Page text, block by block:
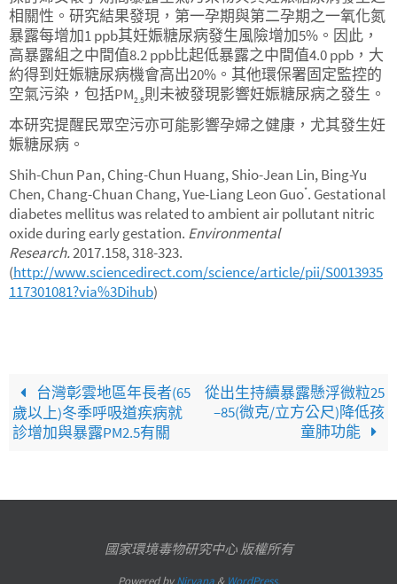
相關性。研究結果發現，第一孕期與第二孕期之一氧化氮
暴露每增加1 ppb其妊娠糖尿病發生風險增加5%。因此，
高暴露組之中間值8.2 ppb比起低暴露之中間值4.0 ppb，大
約得到妊娠糖尿病機會高出20%。其他環保署固定監控的
空氣污染，包括PM2.5則未被發現影響妊娠糖尿病之發生。
本研究提醒民眾空污亦可能影響孕婦之健康，尤其發生妊
娠糖尿病。
Shih-Chun Pan, Ching-Chun Huang, Shio-Jean Lin, Bing-Yu
Chen, Chang-Chuan Chang, Yue-Liang Leon Guo*. Gestational
diabetes mellitus was related to ambient air pollutant nitric
oxide during early gestation. Environmental
Research.2017.158, 318-323.
(http://www.sciencedirect.com/science/article/pii/S0013935
117301081?via%3Dihub)
台灣彰雲地區年長者(65
歲以上)冬季呼吸道疾病就
診增加與暴露PM2.5有關
從出生持續暴露懸浮微粒25
–85(微克/立方公尺)降低孩
童肺功能
國家環境毒物研究中心 版權所有
Powered byNirvana& WordPress.